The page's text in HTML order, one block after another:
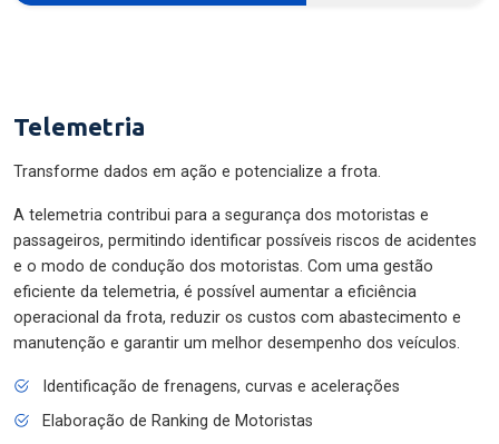
Telemetria
Transforme dados em ação e potencialize a frota.
A telemetria contribui para a segurança dos motoristas e
passageiros, permitindo identificar possíveis riscos de acidentes
e o modo de condução dos motoristas. Com uma gestão
eficiente da telemetria, é possível aumentar a eficiência
operacional da frota, reduzir os custos com abastecimento e
manutenção e garantir um melhor desempenho dos veículos.
Identificação de frenagens, curvas e acelerações
Elaboração de Ranking de Motoristas